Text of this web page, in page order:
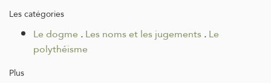
Les catégories
Le dogme .Les noms et les jugements.Le
polythéisme
Plus